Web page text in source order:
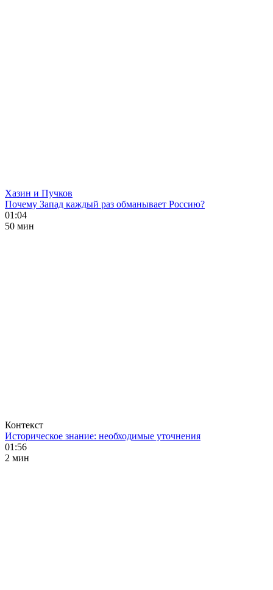
Хазин и Пучков
Почему Запад каждый раз обманывает Россию?
01:04
50 мин
Контекст
Историческое знание: необходимые уточнения
01:56
2 мин